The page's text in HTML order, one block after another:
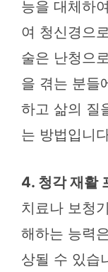
능을 대체하
여 청신경으
술은 난청으
을 겪는 분들
하고 삶의 질
는 방법입니
4. 청각 재활
치료나 보청
해하는 능력
상될 수 있습